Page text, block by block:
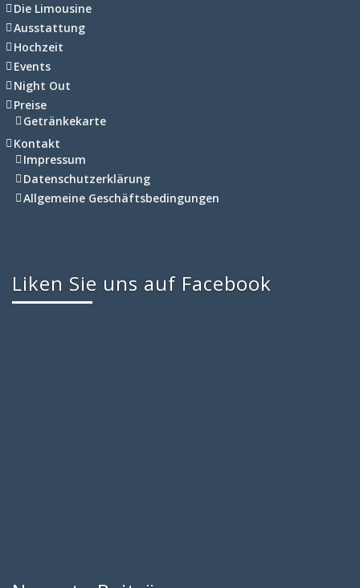
Die Limousine
Ausstattung
Hochzeit
Events
Night Out
Preise
Getränkekarte
Kontakt
Impressum
Datenschutzerklärung
Allgemeine Geschäftsbedingungen
Liken Sie uns auf Facebook